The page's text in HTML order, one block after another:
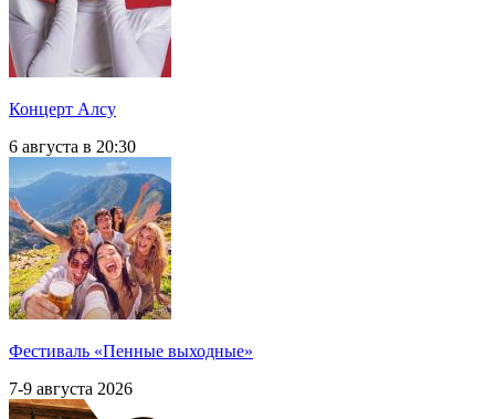
Концерт Алсу
6 августа в 20:30
Фестиваль «Пенные выходные»
7-9 августа 2026